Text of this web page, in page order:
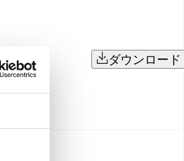
ダウンロード